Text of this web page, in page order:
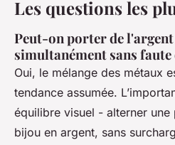
Les questions les
Peut-on porter de
simultanément sans faute
Oui, le mélange des métaux
tendance assumée.
équilibre visuel - alterner
bijou en argent, sans